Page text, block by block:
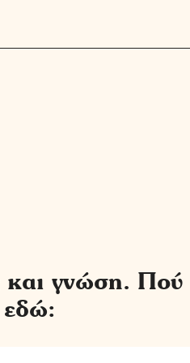
γνώση.
εδώ: